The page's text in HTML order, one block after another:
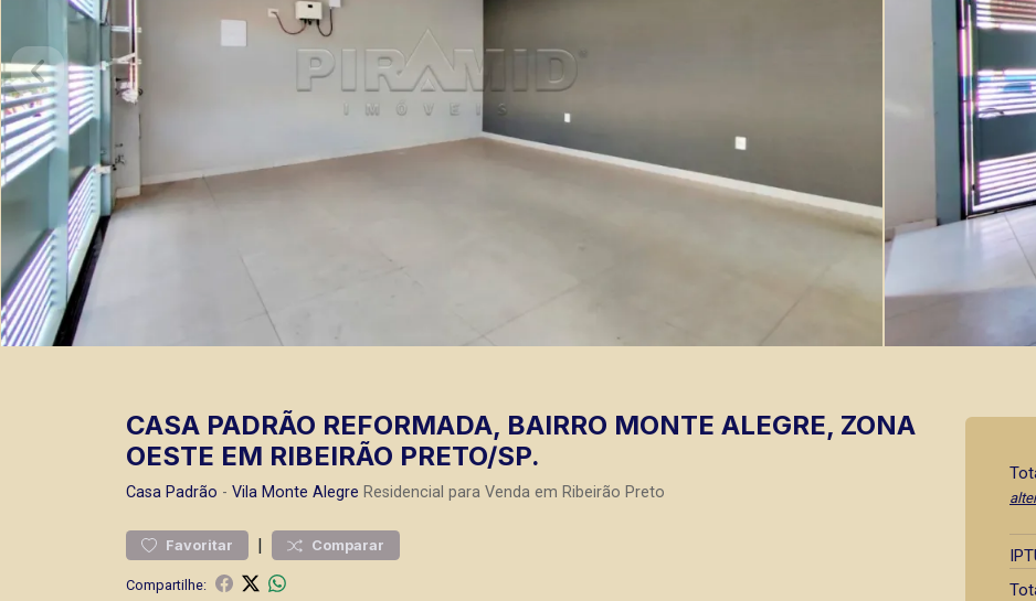
CASA PADRÃO REFORMADA, BAIRRO MONTE ALEGRE, ZONA
OESTE EM RIBEIRÃO PRETO/SP.
Casa Padrão - Vila Monte Alegre Residencial para Venda em Ribeirão Preto
Favoritar | Comparar
Compartilhe: